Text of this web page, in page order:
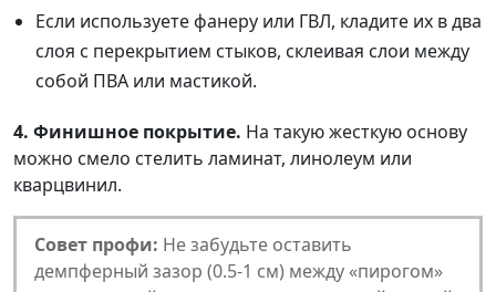
Если используете фанеру или ГВЛ, кладите их в два
слоя с перекрытием стыков, склеивая слои между
собой ПВА или мастикой.
4. Финишное покрытие. На такую жесткую основу
можно смело стелить ламинат, линолеум или
кварцвинил.
Совет профи: Не забудьте оставить
демпферный зазор (0.5-1 см) между «пирогом»